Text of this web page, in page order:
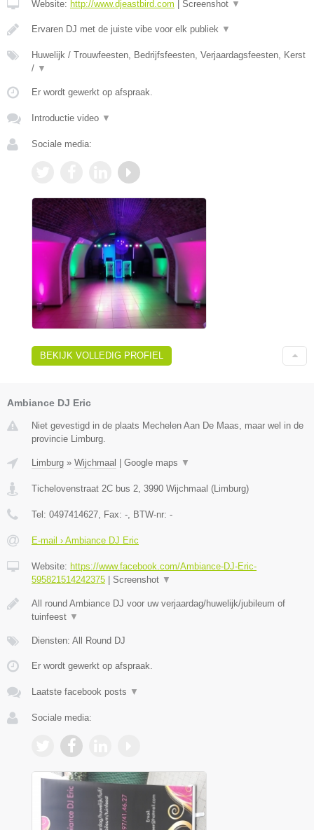
Website: http://www.djeastbird.com Screenshot ▼
Ervaren DJ met de juiste vibe voor elk publiek ▼
Huwelijk / Trouwfeesten, Bedrijfsfeesten, Verjaardagsfeesten, Kerst
/ ▼
Er wordt gewerkt op afspraak.
Introductie video ▼
Sociale media:
BEKIJK VOLLEDIG PROFIEL
Ambiance DJ Eric
Niet gevestigd in de plaats Mechelen Aan De Maas, maar wel in de
provincie Limburg.
Limburg » Wijchmaal | Google maps ▼
Tichelovenstraat 2C bus 2 3990 Wijchmaal (Limburg)
Tel: 0497414627 , Fax: - , BTW-nr: -
E-mail › Ambiance DJ Eric
Website: https://www.facebook.com/Ambiance-DJ-Eric-
595821514242375 | Screenshot ▼
All round Ambiance DJ voor uw verjaardag/huwelijk/jubileum of
tuinfeest ▼
Diensten: All Round DJ
Er wordt gewerkt op afspraak.
Laatste facebook posts ▼
Sociale media: